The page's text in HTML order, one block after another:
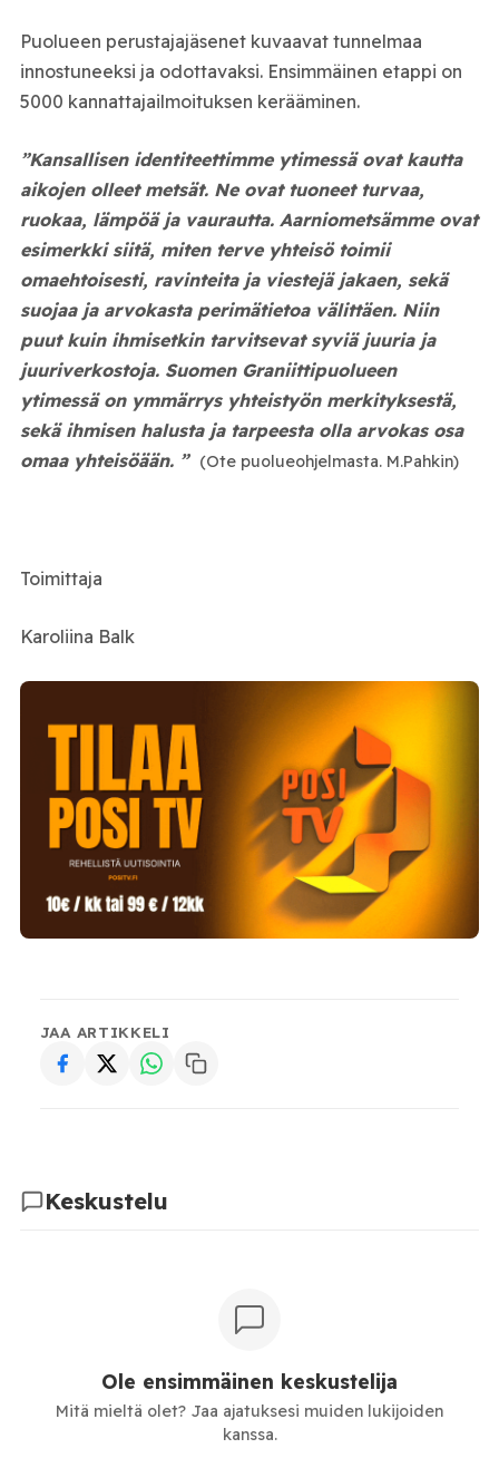
Puolueen perustajajäsenet kuvaavat tunnelmaa
innostuneeksi ja odottavaksi. Ensimmäinen etappi on
5000 kannattajailmoituksen kerääminen.
”Kansallisen identiteettimme ytimessä ovat kautta
aikojen olleet metsät. Ne ovat tuoneet turvaa,
ruokaa, lämpöä ja vaurautta. Aarniometsämme ovat
esimerkki siitä, miten terve yhteisö toimii
omaehtoisesti, ravinteita ja viestejä jakaen, sekä
suojaa ja arvokasta perimätietoa välittäen. Niin
puut kuin ihmisetkin tarvitsevat syviä juuria ja
juuriverkostoja. Suomen Graniittipuolueen
ytimessä on ymmärrys yhteistyön merkityksestä,
sekä ihmisen halusta ja tarpeesta olla arvokas osa
omaa yhteisöään. ” (Ote puolueohjelmasta. M.Pahkin)
Toimittaja
Karoliina Balk
JAA ARTIKKELI
Keskustelu
Ole ensimmäinen keskustelija
Mitä mieltä olet? Jaa ajatuksesi muiden lukijoiden
kanssa.